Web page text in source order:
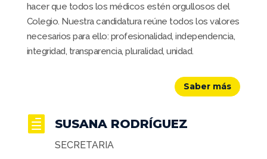
hacer que todos los médicos estén orgullosos del
Colegio. Nuestra candidatura reúne todos los valores
necesarios para ello: profesionalidad, independencia,
integridad, transparencia, pluralidad, unidad.
Saber más
 SUSANA RODRÍGUEZ
SECRETARIA